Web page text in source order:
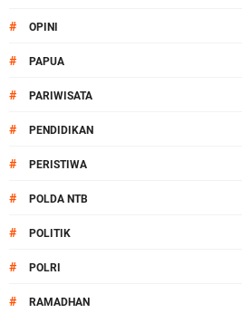
# OPINI
# PAPUA
# PARIWISATA
# PENDIDIKAN
# PERISTIWA
# POLDA NTB
# POLITIK
# POLRI
# RAMADHAN